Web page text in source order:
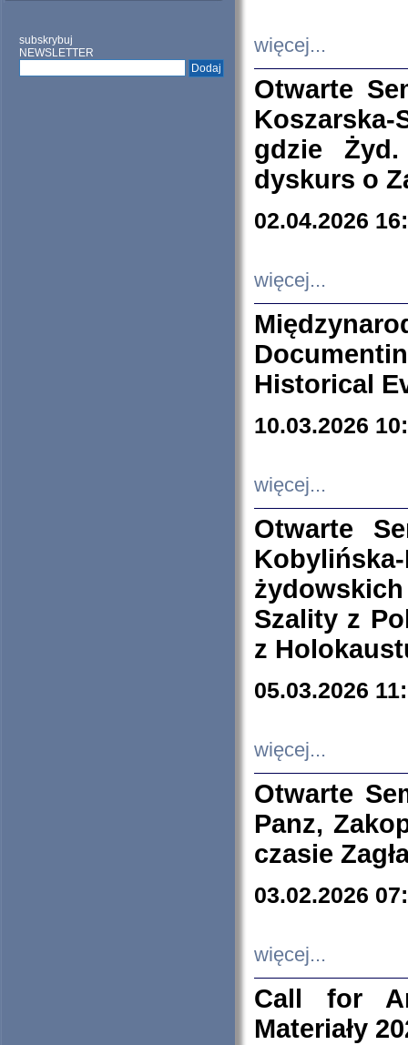
subskrybuj
NEWSLETTER
więcej...
Otwarte
Koszarska-
gdzie
dyskurs o
02.04.2026
więcej...
Historical
10.03.2026
więcej...
Otwarte
Szality z
z
05.03.2026
więcej...
Otwarte
Panz,
czasie
03.02.2026
więcej...
Call for
Materiały